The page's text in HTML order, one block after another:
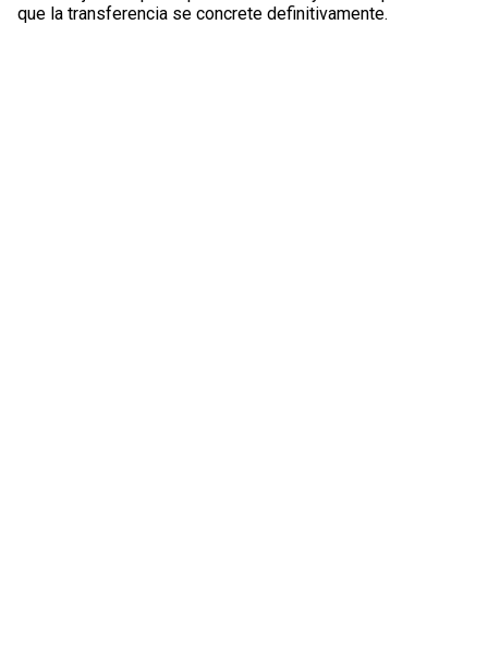
que la transferencia se concrete definitivamente.